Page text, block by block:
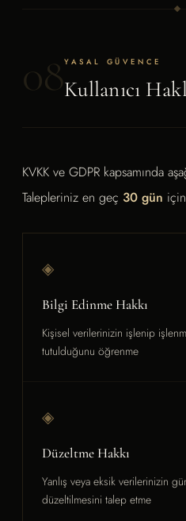
08YASAL GÜVENCE
Kullanıcı
KVKK ve GDPR kapsamında
Talepleriniz en geç 30 gün
◈
Bilgi Edinme Hakkı
Kişisel verilerinizin işlenip
tutulduğunu öğrenme
◈
Düzeltme Hakkı
Yanlış veya eksik verilerinizin
düzeltilmesini talep etme